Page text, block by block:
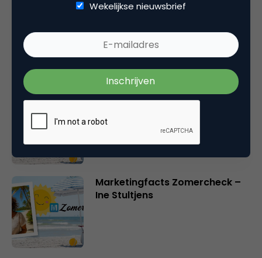
Marketingfacts Zomercheck –
Marketingfacts Zomercheck –
Marketingfacts Zomercheck –
Ine Stultjens
Wekelijkse nieuwsbrief